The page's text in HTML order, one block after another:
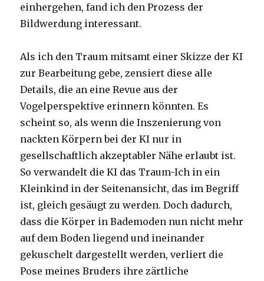
einhergehen, fand ich den Prozess der
Bildwerdung interessant.
Als ich den Traum mitsamt einer Skizze der KI
zur Bearbeitung gebe, zensiert diese alle
Details, die an eine Revue aus der
Vogelperspektive erinnern könnten. Es
scheint so, als wenn die Inszenierung von
nackten Körpern bei der KI nur in
gesellschaftlich akzeptabler Nähe erlaubt ist.
So verwandelt die KI das Traum-Ich in ein
Kleinkind in der Seitenansicht, das im Begriff
ist, gleich gesäugt zu werden. Doch dadurch,
dass die Körper in Bademoden nun nicht mehr
auf dem Boden liegend und ineinander
gekuschelt dargestellt werden, verliert die
Pose meines Bruders ihre zärtliche